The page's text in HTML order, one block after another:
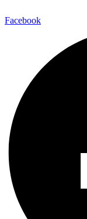
Facebook